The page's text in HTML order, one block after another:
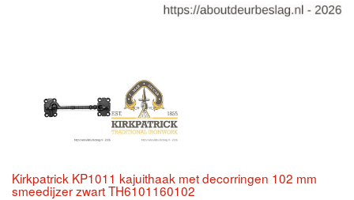
Kirkpatrick KP1011 kajuithaak met decorringen 102 mm
smeedijzer zwart TH6101160102